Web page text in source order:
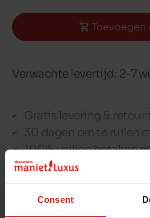
Consent
Toevoegen
Verwachte levertijd: 2-7
Gratis levering & retour
30 dagen om te ruilen
100% veilige betaling
Dit artikel kan niet